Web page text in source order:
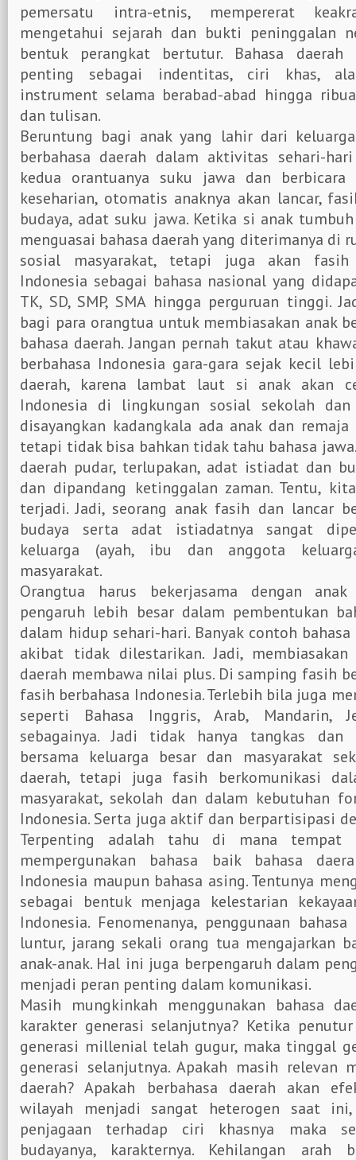
pemersatu intra-etnis, mempererat
mengetahui sejarah dan bukti peninggalan
bentuk perangkat bertutur. Bahasa daerah
penting sebagai indentitas, ciri khas,
instrument selama berabad-abad hingga
dan tulisan.
Beruntung bagi anak yang lahir dari
berbahasa daerah dalam aktivitas sehari-
kedua orantuanya suku jawa dan berbicara
keseharian, otomatis anaknya akan lancar,
budaya, adat suku jawa. Ketika si anak
menguasai bahasa daerah yang diterimanya di
sosial masyarakat, tetapi juga akan fasih
Indonesia sebagai bahasa nasional yang
TK, SD, SMP, SMA hingga perguruan tinggi.
bagi para orangtua untuk membiasakan anak
bahasa daerah. Jangan pernah takut atau
berbahasa Indonesia gara-gara sejak kecil
daerah, karena lambat laut si anak akan
Indonesia di lingkungan sosial sekolah dan
disayangkan kadangkala ada anak dan
tetapi tidak bisa bahkan tidak tahu bahasa
daerah pudar, terlupakan, adat istiadat dan
dan dipandang ketinggalan zaman. Tentu,
terjadi. Jadi, seorang anak fasih dan lancar
budaya serta adat istiadatnya sangat
keluarga (ayah, ibu dan anggota
masyarakat.
Orangtua harus bekerjasama dengan
pengaruh lebih besar dalam pembentukan
dalam hidup sehari-hari. Banyak contoh
akibat tidak dilestarikan. Jadi,
daerah membawa nilai plus. Di samping fasih
fasih berbahasa Indonesia. Terlebih bila juga
seperti Bahasa Inggris, Arab, Mandarin,
sebagainya. Jadi tidak hanya tangkas dan
bersama keluarga besar dan masyarakat
daerah, tetapi juga fasih berkomunikasi
masyarakat, sekolah dan dalam kebutuhan
Indonesia. Serta juga aktif dan berpartisipasi
Terpenting adalah tahu di mana tempat
mempergunakan bahasa baik bahasa
Indonesia maupun bahasa asing. Tentunya
sebagai bentuk menjaga kelestarian
Indonesia. Fenomenanya, penggunaan
luntur, jarang sekali orang tua mengajarkan
anak-anak. Hal ini juga berpengaruh dalam
menjadi peran penting dalam komunikasi.
Masih mungkinkah menggunakan bahasa
karakter generasi selanjutnya? Ketika
generasi millenial telah gugur, maka tinggal
generasi selanjutnya. Apakah masih relevan
daerah? Apakah berbahasa daerah akan
wilayah menjadi sangat heterogen saat
penjagaan terhadap ciri khasnya maka
budayanya, karakternya. Kehilangan arah